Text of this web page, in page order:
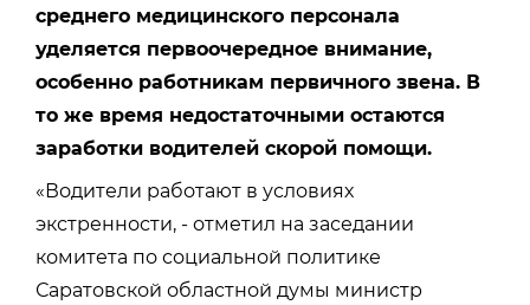
среднего медицинского персонала
уделяется первоочередное внимание,
особенно работникам первичного звена. В
то же время недостаточными остаются
заработки водителей скорой помощи.
«Водители работают в условиях
экстренности, - отметил на заседании
комитета по социальной политике
Саратовской областной думы министр